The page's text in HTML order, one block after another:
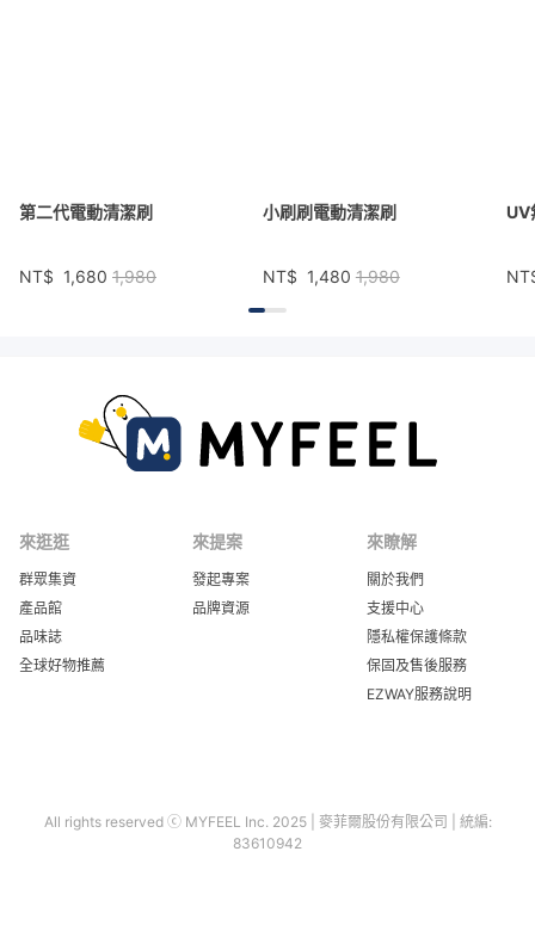
第二代電動清潔刷
NT$ 1,680 1,980
小刷刷電動清潔刷
NT$ 1,480 1,980
UV
來逛逛
群眾集資
產品館
品味誌
全球好物推薦
來提案
發起專案
品牌資源
來瞭解
關於我們
支援中心
隱私權保護條款
保固及售後服務
EZWAY服務說明
All rights reserved ⓒ MYFEEL Inc. 2025 | 麥菲爾股份有限公司 | 統編:
83610942